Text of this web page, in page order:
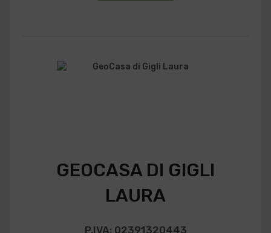
GEOCASA DI GIGLI
LAURA
P.IVA: 02391320443